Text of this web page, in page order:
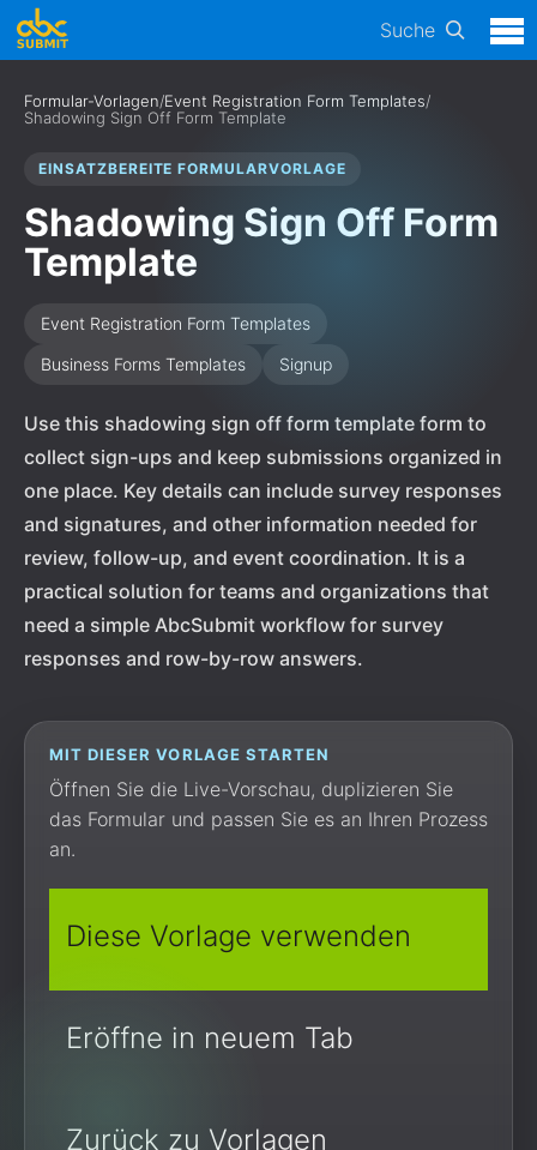
Suche
Formular-Vorlagen/Event Registration Form Templates/
Shadowing Sign Off Form Template
EINSATZBEREITE FORMULARVORLAGE
Shadowing Sign Off Form
Template
Event Registration Form Templates
Business Forms Templates
Signup
Use this shadowing sign off form template form to
collect sign-ups and keep submissions organized in
one place. Key details can include survey responses
and signatures, and other information needed for
review, follow-up, and event coordination. It is a
practical solution for teams and organizations that
need a simple AbcSubmit workflow for survey
responses and row-by-row answers.
MIT DIESER VORLAGE STARTEN
Öffnen Sie die Live-Vorschau, duplizieren Sie
das Formular und passen Sie es an Ihren Prozess
an.
Diese Vorlage verwenden
Eröffne in neuem Tab
Zurück zu Vorlagen